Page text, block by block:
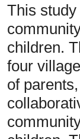
This
children.
four
of